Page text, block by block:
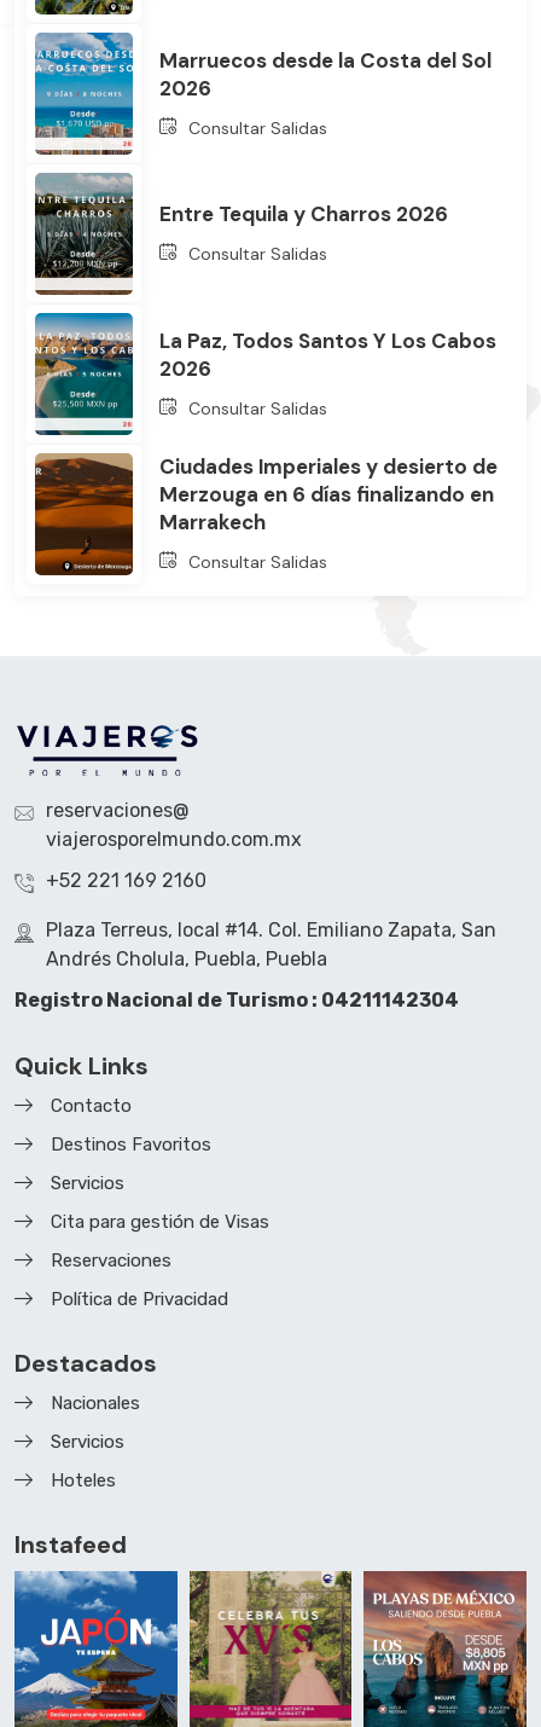
Marruecos desde la Costa del Sol
2026
Consultar Salidas
Entre Tequila y Charros 2026
Consultar Salidas
La Paz, Todos Santos Y Los Cabos
2026
Consultar Salidas
Ciudades Imperiales y desierto de
Merzouga en 6 días finalizando en
Marrakech
Consultar Salidas
reservaciones@
viajerosporelmundo.com.mx
+52 221 169 2160
Plaza Terreus, local #14. Col. Emiliano Zapata, San
Andrés Cholula, Puebla, Puebla
Registro Nacional de Turismo : 04211142304
Quick Links
Contacto
Destinos Favoritos
Servicios
Cita para gestión de Visas
Reservaciones
Política de Privacidad
Destacados
Nacionales
Servicios
Hoteles
Instafeed